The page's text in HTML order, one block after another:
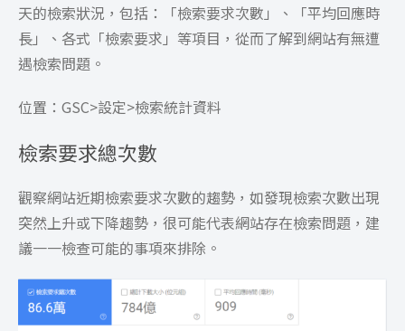
天的檢索狀況，包括：「檢索要求次數」、「平均回應時
長」、各式「檢索要求」等項目，從而了解到網站有無遭
遇檢索問題。
位置：GSC>設定>檢索統計資料
檢索要求總次數
觀察網站近期檢索要求次數的趨勢，如發現檢索次數出現
突然上升或下降趨勢，很可能代表網站存在檢索問題，建
議一一檢查可能的事項來排除。